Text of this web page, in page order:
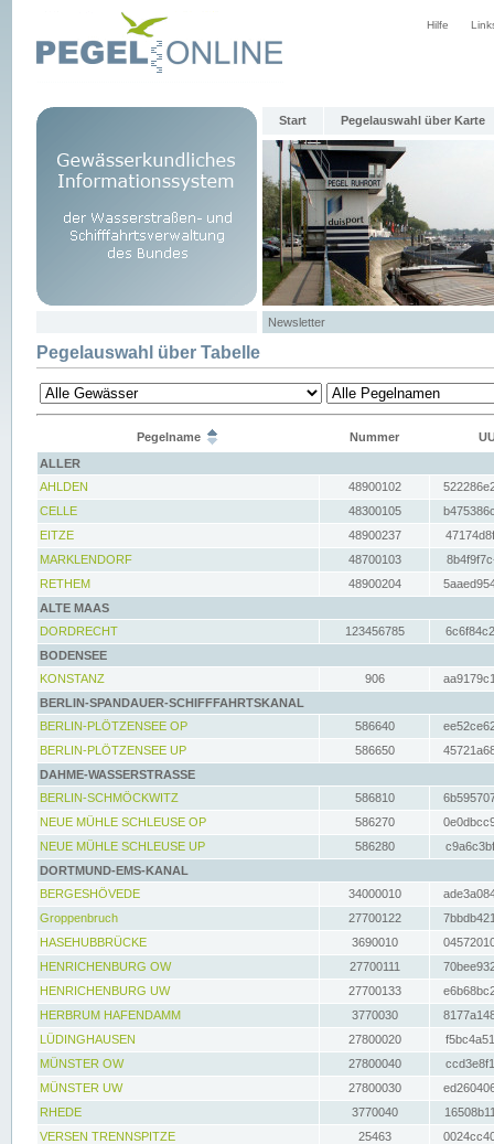
Hilfe
Start Pegelauswahl über Karte
Newsletter
Pegelauswahl über Tabelle
Pegelname Nummer
ALLER
AHLDEN
48900102
CELLE
48300105
EITZE
48900237
MARKLENDORF
48700103
RETHEM
48900204
ALTE MAAS
DORDRECHT
123456785
BODENSEE
KONSTANZ
906
BERLIN-SPANDAUER-SCHIFFFAHRTSKANAL
BERLIN-PLÖTZENSEE OP
586640
BERLIN-PLÖTZENSEE UP
586650
DAHME-WASSERSTRASSE
BERLIN-SCHMÖCKWITZ
586810
NEUE MÜHLE SCHLEUSE OP
586270
NEUE MÜHLE SCHLEUSE UP
586280
DORTMUND-EMS-KANAL
BERGESHÖVEDE
34000010
Groppenbruch
27700122
HASEHUBBRÜCKE
3690010
HENRICHENBURG OW
27700111
HENRICHENBURG UW
27700133
HERBRUM HAFENDAMM
3770030
LÜDINGHAUSEN
27800020
MÜNSTER OW
27800040
MÜNSTER UW
27800030
RHEDE
3770040
VERSEN TRENNSPITZE
25463